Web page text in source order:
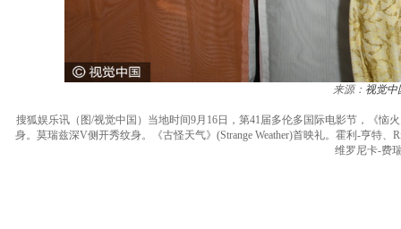
来源： 视觉中
搜狐娱乐讯（图/视觉中国）当地时间9月16日，第41届多伦多国际电影节，《恼
身。莫瑞兹深V侧开秀纹身。《古怪天气》(Strange Weather)首映礼。霍利-亨特、
维罗尼卡-费